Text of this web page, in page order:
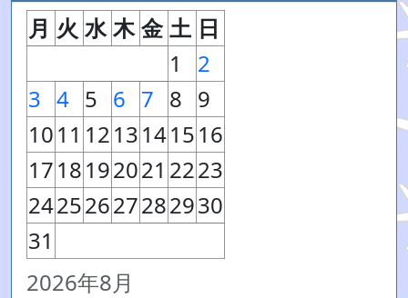
2026年8月
月 火 水 木 金 土 日
1
2
3 4 5 6 7 8 9
1011 1213141516
1718192021 2223
24252627282930
31